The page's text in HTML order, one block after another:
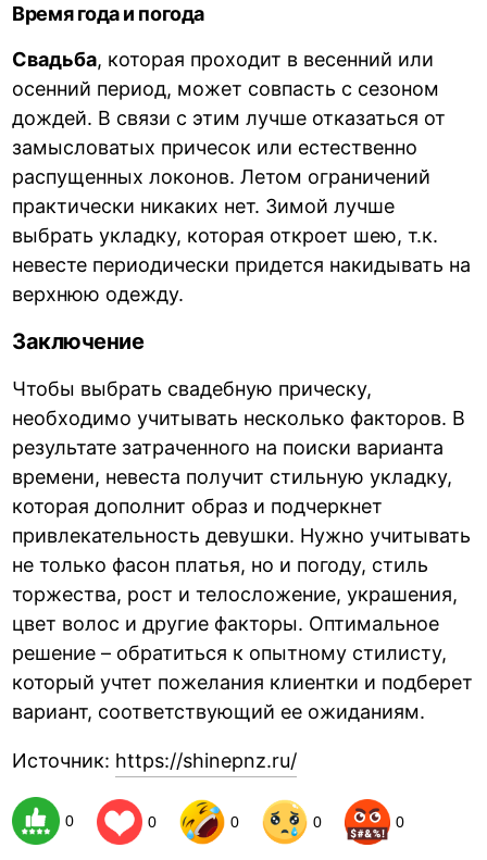
Время года и погода
Свадьба, которая проходит в весенний или
осенний период, может совпасть с сезоном
дождей. В связи с этим лучше отказаться от
замысловатых причесок или естественно
распущенных локонов. Летом ограничений
практически никаких нет. Зимой лучше
выбрать укладку, которая откроет шею, т.к.
невесте периодически придется накидывать на
верхнюю одежду.
Заключение
Чтобы выбрать свадебную прическу,
необходимо учитывать несколько факторов. В
результате затраченного на поиски варианта
времени, невеста получит стильную укладку,
которая дополнит образ и подчеркнет
привлекательность девушки. Нужно учитывать
не только фасон платья, но и погоду, стиль
торжества, рост и телосложение, украшения,
цвет волос и другие факторы. Оптимальное
решение – обратиться к опытному стилисту,
который учтет пожелания клиентки и подберет
вариант, соответствующий ее ожиданиям.
Источник: https://shinepnz.ru/
0 0 0 0 0